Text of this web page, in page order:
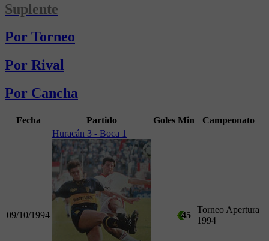
Suplente
Por Torneo
Por Rival
Por Cancha
Fecha Partido Goles Min Campeonato
09/10/1994
Huracán 3 - Boca 1
45
Torneo Apertura
1994